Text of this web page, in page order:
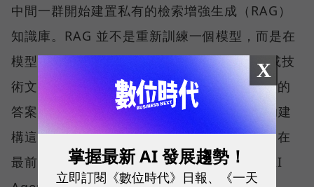
中間一群開始建置私有的檢索增強生成（RAG）
知識庫。RAG 並不是重新訓練一個模型，而是在
模型回答前，先從企業的 SOP、合約、法規或技
術文件中取回相關內容，再產生附有來源依據的
答案。QNAP 以 Qsirch 的語意搜尋能力協助建
構這類應用，協助企業建立私有知識庫；而走在
最前面的少數企業，則已經嘗試地端推論與 AI
X
掌握最新 AI 發展趨勢！
立即訂閱《數位時代》日報、《一天